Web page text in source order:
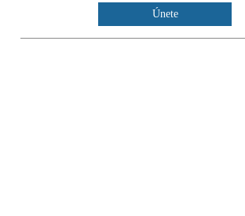
Únete